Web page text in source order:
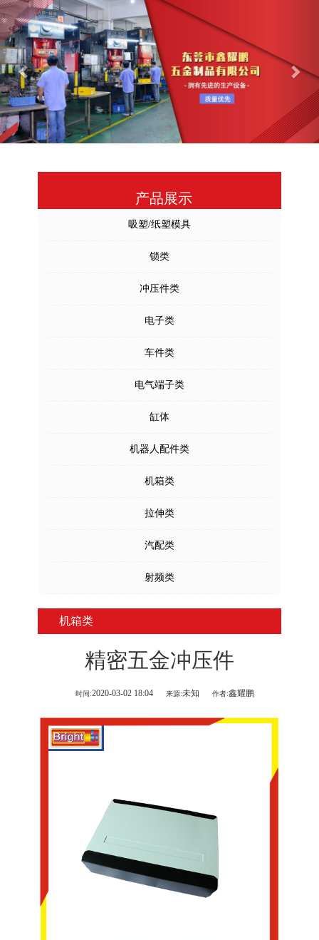
Previous
产品展示
吸塑/纸塑模具
锁类
冲压件类
电子类
车件类
电气端子类
缸体
机器人配件类
机箱类
拉伸类
汽配类
射频类
机箱类
精密五金冲压件
时间:2020-03-02 18:04 来源:未知 作者:鑫耀鹏